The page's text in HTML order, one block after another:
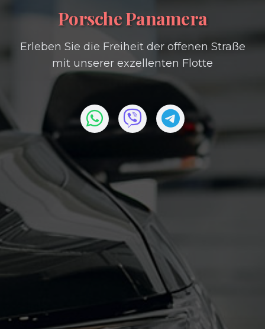
Porsche Panamera
Erleben Sie die Freiheit der offenen Straße
mit unserer exzellenten Flotte